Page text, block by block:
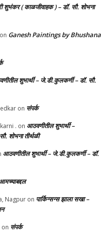
शुभंकर ( काळजीवाहक ) – डॉ. सौ. शोभना
on Ganesh Paintings by Bhushana
शुभार्थी – जे.डी.कुलकर्णी – डॉ. सौ.
on संपर्क
. on आठवणीतील शुभार्थी –
शोभना तीर्थळी
आठवणीतील शुभार्थी – जे.डी.कुलकर्णी – डॉ.
आमच्याबद्दल
Nagpur on पार्किन्सन्स झाला सखा –
on संपर्क